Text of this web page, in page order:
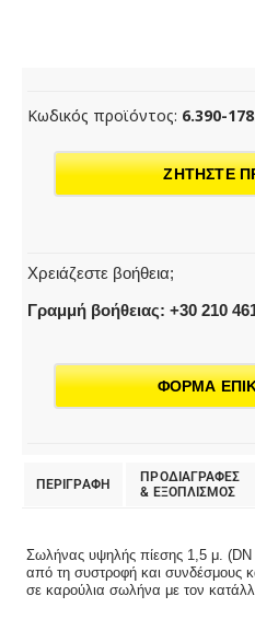
Κωδικός προϊόντος: 6.390-
ΖΗΤΗΣΤΕ
Χρειάζεστε βοήθεια;
Γραμμή βοήθειας: +30 210
ΦΟΡΜΑ
ΠΕΡΙΓΡΑΦΗ
ΠΡΟΔΙΑΓΡΑΦΕΣ
& EΞΟΠΛΙΣΜΟΣ
Σωλήνας υψηλής πίεσης 1,5 μ.
από τη συστροφή και συνδέσμους
σε καρούλια σωλήνα με τον